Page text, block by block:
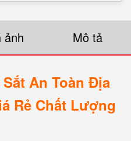
ảnh Mô tả
An Toàn Địa
Rẻ Chất Lượng